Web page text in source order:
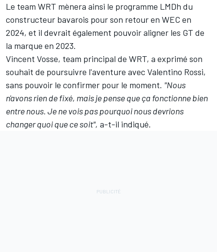
Le team WRT mènera ainsi le programme LMDh du
constructeur bavarois pour son retour en WEC en
2024, et il devrait également pouvoir aligner les GT de
la marque en 2023.
Vincent Vosse, team principal de WRT, a exprimé son
souhait de poursuivre l'aventure avec Valentino Rossi,
sans pouvoir le confirmer pour le moment. "Nous
n'avons rien de fixé, mais je pense que ça fonctionne bien
entre nous. Je ne vois pas pourquoi nous devrions
changer quoi que ce soit", a-t-il indiqué.